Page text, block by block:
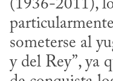
(1936-2011),
someterse al
y del Rey”, ya